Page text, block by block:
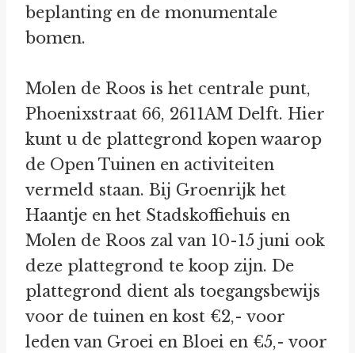
beplanting en de monumentale
bomen.
Molen de Roos is het centrale punt,
Phoenixstraat 66, 2611AM Delft. Hier
kunt u de plattegrond kopen waarop
de Open Tuinen en activiteiten
vermeld staan. Bij Groenrijk het
Haantje en het Stadskoffiehuis en
Molen de Roos zal van 10-15 juni ook
deze plattegrond te koop zijn. De
plattegrond dient als toegangsbewijs
voor de tuinen en kost €2,- voor
leden van Groei en Bloei en €5,- voor